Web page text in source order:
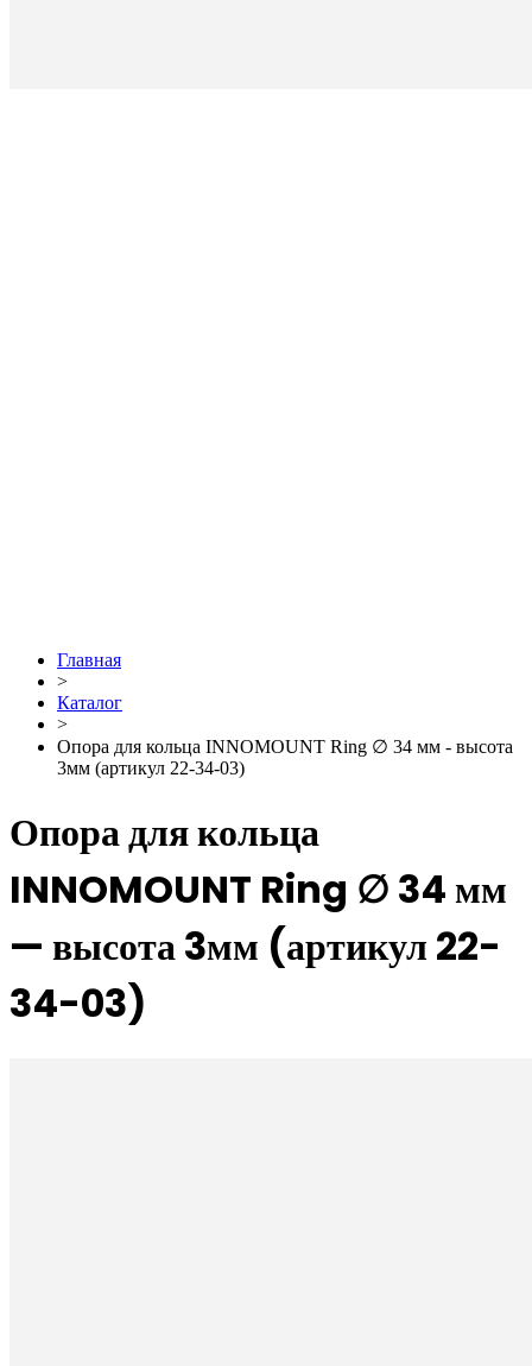
Главная
>
Каталог
>
Опора для кольца INNOMOUNT Ring ∅ 34 мм - высота
3мм (артикул 22-34-03)
Опора для кольца
INNOMOUNT Ring ∅ 34 мм
— высота 3мм (артикул 22-
34-03)